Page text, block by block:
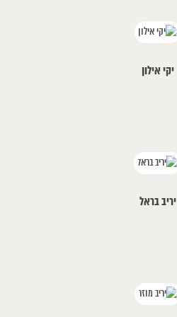
יקי אילון
יריב בראל